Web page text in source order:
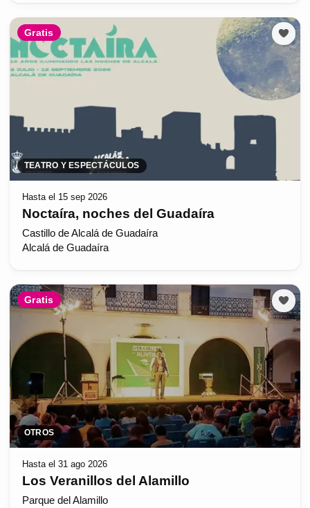
Gratis
TEATRO Y ESPECTÁCULOS
Hasta el 15 sep 2026
Noctaíra, noches del Guadaíra
Castillo de Alcalá de Guadaíra
Alcalá de Guadaíra
Gratis
OTROS
Hasta el 31 ago 2026
Los Veranillos del Alamillo
Parque del Alamillo